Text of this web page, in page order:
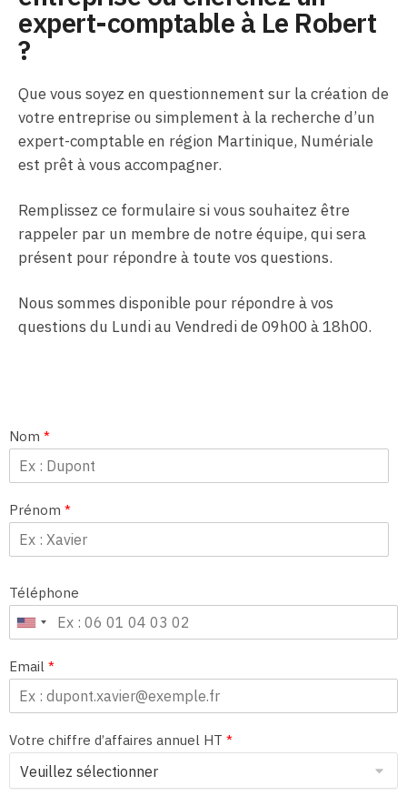
expert-comptable à Le Robert
?
Que vous soyez en questionnement sur la création de
votre entreprise ou simplement à la recherche d’un
expert-comptable en région Martinique, Numériale
est prêt à vous accompagner.
Remplissez ce formulaire si vous souhaitez être
rappeler par un membre de notre équipe, qui sera
présent pour répondre à toute vos questions.
Nous sommes disponible pour répondre à vos
questions du Lundi au Vendredi de 09h00 à 18h00.
Nom *
Prénom *
Téléphone
Email *
Votre chiffre d’affaires annuel HT *